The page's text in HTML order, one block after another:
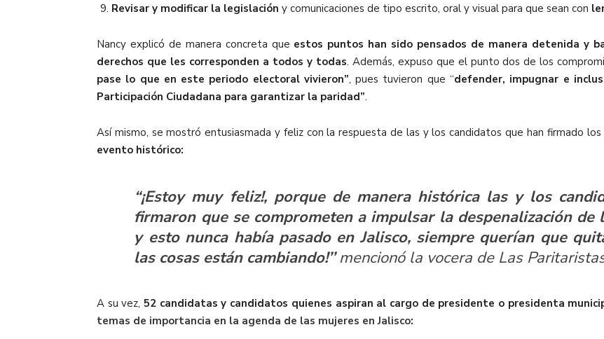
Revisar y modificar la legislación y comunicaciones de tipo escrito, oral y visual para que sean con
Nancy explicó de manera concreta que estos puntos han sido pensados de manera detenida y
derechos que les corresponden a todos y todas. Además, expuso que el punto dos de los
pase lo que en este periodo electoral vivieron”, pues tuvieron que “defender, impugnar e
Participación Ciudadana para garantizar la paridad”.
Así mismo, se mostró entusiasmada y feliz con la respuesta de las y los candidatos que han firmado
evento histórico:
“¡Estoy muy feliz!, porque de manera histórica las y los
firmaron que se comprometen a impulsar la despenalización
y esto nunca había pasado en Jalisco, siempre querían que
las cosas están cambiando!’’mencionó la vocera deLas
A su vez,52 candidatas y candidatos quienes aspiran al cargo de presidente o presidenta
temas de importancia en la agenda de las mujeres en Jalisco: